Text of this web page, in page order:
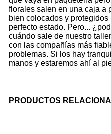
florales salen en una caja a
bien colocados y
perfecto estado. Pero...
cuándo sale de nuestro
con las compañías más
problemas. Si los hay
manos y estaremos ahí al
PRODUCTOS